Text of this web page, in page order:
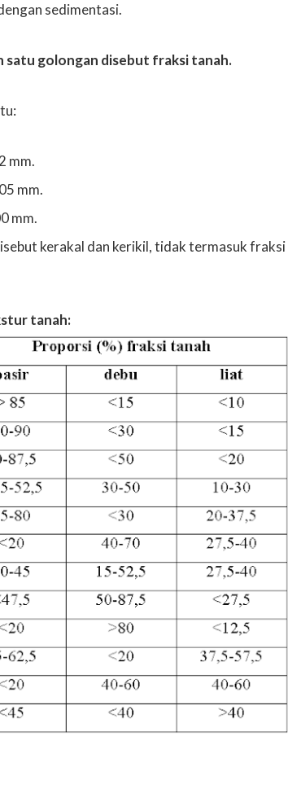
sedimentasi.
satu golongan disebut fraksi tanah.
mm.
mm.
mm.
kerakal dan kerikil, tidak termasuk fraksi
tanah: